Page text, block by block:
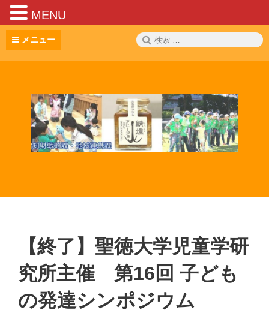
コ
メニュー
検
索:
【終了】聖徳大学児童学研
究所主催 第16回 子ども
の発達シンポジウム
MENU